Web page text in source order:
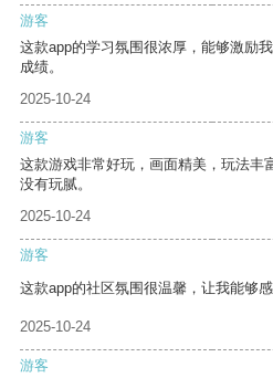
游客
这款app的学习氛围很浓厚，能够激励
成绩。
2025-10-24
游客
这款游戏非常好玩，画面精美，玩法丰
没有玩腻。
2025-10-24
游客
这款app的社区氛围很温馨，让我能够感
2025-10-24
游客